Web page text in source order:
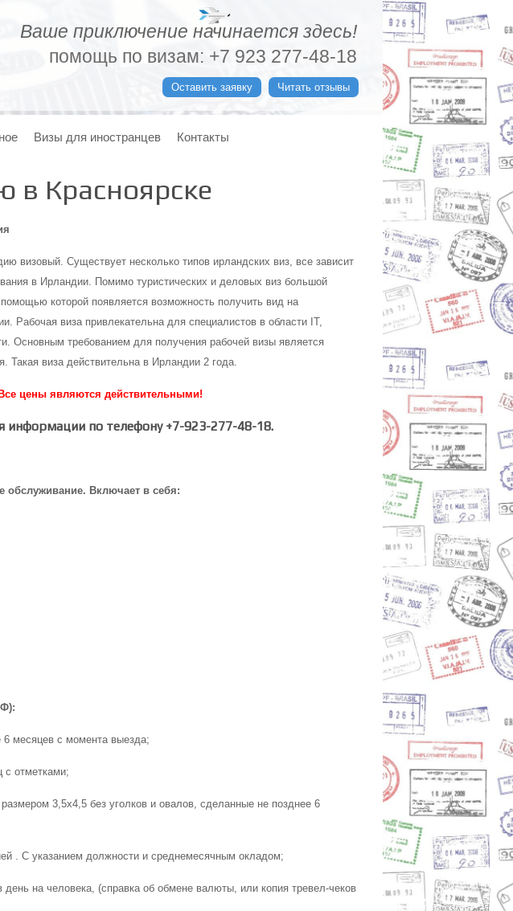
Ваше приключение начинается здесь!
помощь по визам: +7 923 277-48-18
Оставить заявку Читать отзывы
Визы для иностранцев Контакты
в Красноярске
визовый. Существует несколько типов ирландских виз, все зависит
в Ирландии. Помимо туристических и деловых виз большой
которой появляется возможность получить вид на
Рабочая виза привлекательна для специалистов в области IT,
Основным требованием для получения рабочей визы является
Такая виза действительна в Ирландии 2 года.
цены являются действительными!
информации по телефону +7-923-277-48-18.
обслуживание. Включает в себя:
6 месяцев с момента выезда;
с отметками;
3,5х4,5 без уголков и овалов, сделанные не позднее 6
. С указанием должности и среднемесячным окладом;
день на человека, (справка об обмене валюты, или копия тревел-чеков